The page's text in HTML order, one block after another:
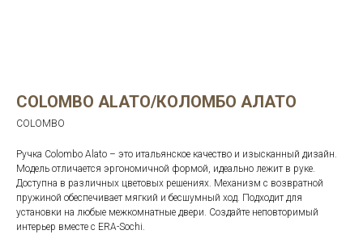
COLOMBO ALATO/КОЛОМБО АЛАТО
COLOMBO
Ручка Colombo Alato – это итальянское качество и изысканный дизайн.
Модель отличается эргономичной формой, идеально лежит в руке.
Доступна в различных цветовых решениях. Механизм с возвратной
пружиной обеспечивает мягкий и бесшумный ход. Подходит для
установки на любые межкомнатные двери. Создайте неповторимый
интерьер вместе с ERA-Sochi.